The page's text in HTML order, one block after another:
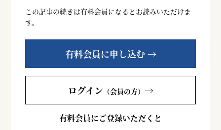
この記事の続きは有料会員になるとお読みいただけま
す。
有料会員に申し込む →
ログイン （会員の方） →
有料会員にご登録いただくと